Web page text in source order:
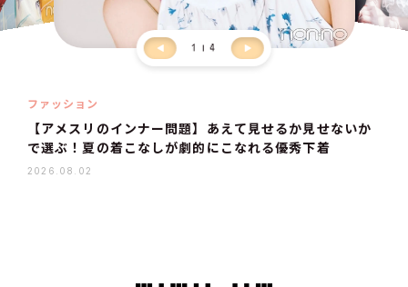
1 4
ファッション
【アメスリのインナー問題】あえて見せるか見せないか
で選ぶ！夏の着こなしが劇的にこなれる優秀下着
2026.08.02